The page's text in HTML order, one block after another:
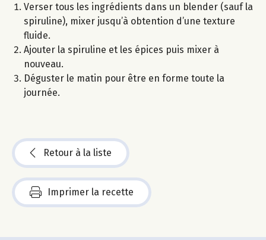
Verser tous les ingrédients dans un blender (sauf la
spiruline), mixer jusqu’à obtention d’une texture
fluide.
Ajouter la spiruline et les épices puis mixer à
nouveau.
Déguster le matin pour être en forme toute la
journée.
Retour à la liste
Imprimer la recette